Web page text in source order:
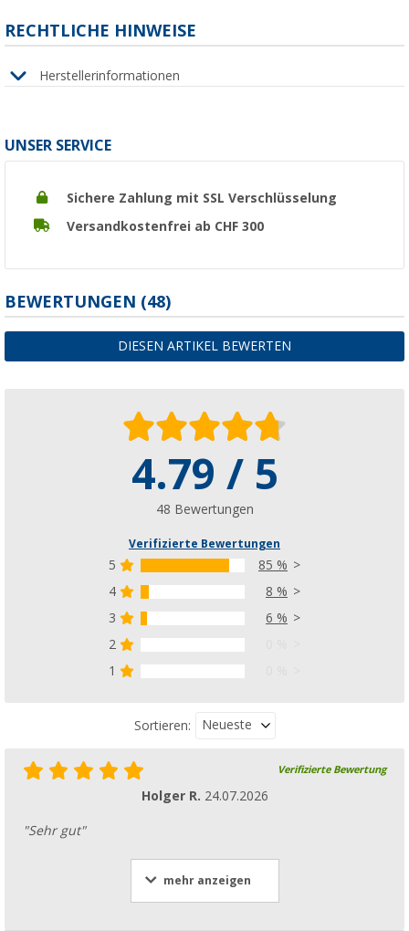
RECHTLICHE HINWEISE
Herstellerinformationen
UNSER SERVICE
Sichere Zahlung mit SSL Verschlüsselung
Versandkostenfrei ab CHF 300
BEWERTUNGEN (48)
DIESEN ARTIKEL BEWERTEN
4.79 / 5
48 Bewertungen
Verifizierte Bewertungen
5
85 %
4
8 %
3
6 %
2
1
Sortieren: Neueste
Verifizierte Bewertung
Holger R. 24.07.2026
"Sehr gut"
mehr anzeigen